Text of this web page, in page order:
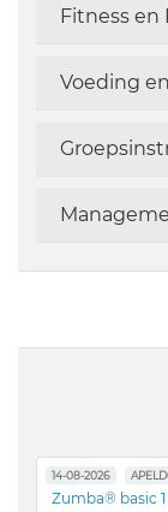
Fitness en
Voeding
14-08-2026
Zumba® basic